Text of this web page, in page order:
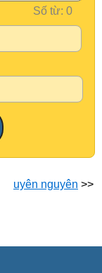
Số từ:
uyên nguyên >>